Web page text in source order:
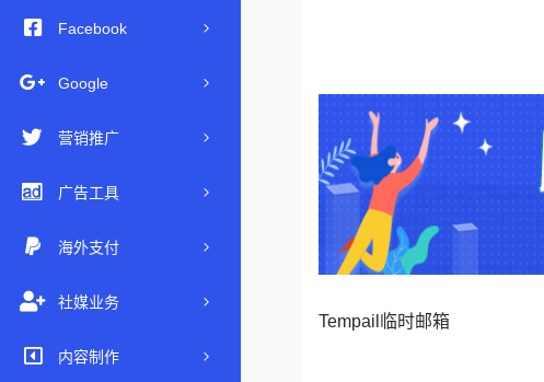
Facebook
Google
营销推广
广告工具
海外支付
社媒业务
内容制作
Tempail临时邮箱